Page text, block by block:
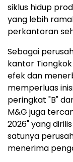
siklus hidup
yang lebih
perkantoran
Sebagai
kantor
efek dan
memperluas
peringkat "B"
M&G juga
2026" yang
satunya
menerima